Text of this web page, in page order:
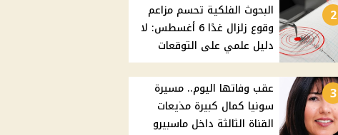
2
البحوث الفلكية تحسم مزاعم
وقوع زلزال غدًا 6 أغسطس: لا
دليل علمي على التوقعات
3
عقب وفاتها اليوم.. مسيرة
سونيا كمال كبيرة مذيعات
القناة الثالثة داخل ماسبيرو